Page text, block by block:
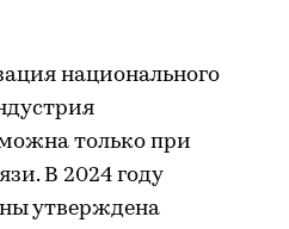
национального
только при
В 2024 году
утверждена